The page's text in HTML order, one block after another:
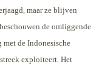
maar ze blijven
de omliggende
de Indonesische
exploiteert. Het